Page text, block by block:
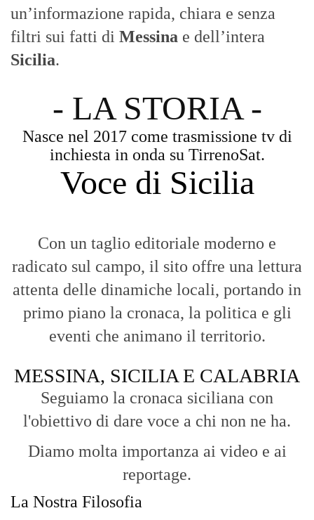
un’informazione rapida, chiara e senza
filtri sui fatti di Messina e dell’intera
Sicilia.
- LA STORIA -
Nasce nel 2017 come trasmissione tv di
inchiesta in onda su TirrenoSat.
Voce di Sicilia
Con un taglio editoriale moderno e
radicato sul campo, il sito offre una lettura
attenta delle dinamiche locali, portando in
primo piano la cronaca, la politica e gli
eventi che animano il territorio.
MESSINA, SICILIA E CALABRIA
Seguiamo la cronaca siciliana con
l'obiettivo di dare voce a chi non ne ha.
Diamo molta importanza ai video e ai
reportage.
La Nostra Filosofia